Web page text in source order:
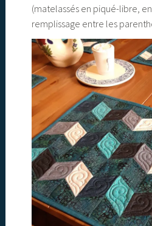
(matelassés en piqué-libre,
remplissage entre les